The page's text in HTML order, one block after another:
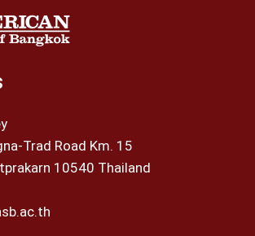
Trad Road Km. 15
10540 Thailand